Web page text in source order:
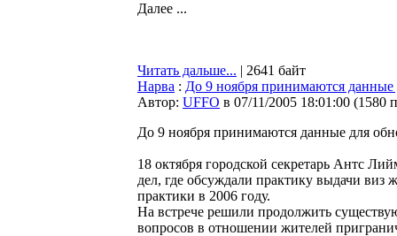
Далее ...
Читать дальше... | 2641 байт
Нарва : До 9 ноября принимаются данные
Автор: UFFO в 07/11/2005 18:01:00 (1580
До 9 ноября принимаются данные для
18 октября городской секретарь Антс
дел, где обсуждали практику выдачи
практики в 2006 году.
На встрече решили продолжить
вопросов в отношении жителей